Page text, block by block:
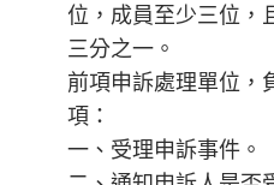
位，成員至少三位，
三分之一。
前項申訴處理單位，
項：
一、受理申訴事件。